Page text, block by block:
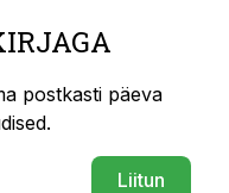
postkasti päeva
Liitun